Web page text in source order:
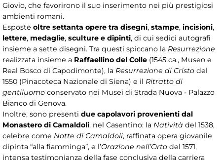
Giovio, che favorirono il suo inserimento nei più prestigiosi
ambienti romani.
Esposte oltre settanta opere tra disegni, stampe, incisioni,
lettere, medaglie, sculture e dipinti, di cui sedici autografi
insieme a sette disegni. Tra questi spiccano la Resurrezione
realizzata insieme a Raffaellino del Colle (1545 ca., Museo e
Real Bosco di Capodimonte), la Resurrezione di Cristo del
1550 (Pinacoteca Nazionale di Siena) e il Ritratto di
gentiluomo conservato nei Musei di Strada Nuova - Palazzo
Bianco di Genova.
Inoltre, sono presenti due capolavori provenienti dal
Monastero di Camaldoli, nel Casentino: la Natività del 1538,
celebre come Notte di Camaldoli, raffinata opera giovanile
dipinta “alla fiamminga”, e l’Orazione nell’Orto del 1571,
intensa testimonianza della fase conclusiva della carriera